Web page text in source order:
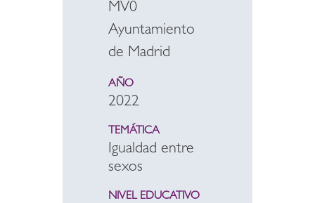
MV0
Ayuntamiento
de Madrid
AÑO
2022
TEMÁTICA
Igualdad entre
sexos
NIVEL EDUCATIVO